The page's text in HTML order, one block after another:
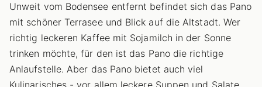
Unweit vom Bodensee entfernt befindet sich das Pano
mit schöner Terrasee und Blick auf die Altstadt. Wer
richtig leckeren Kaffee mit Sojamilch in der Sonne
trinken möchte, für den ist das Pano die richtige
Anlaufstelle. Aber das Pano bietet auch viel
Kulinarisches - vor allem leckere Suppen und Salate.